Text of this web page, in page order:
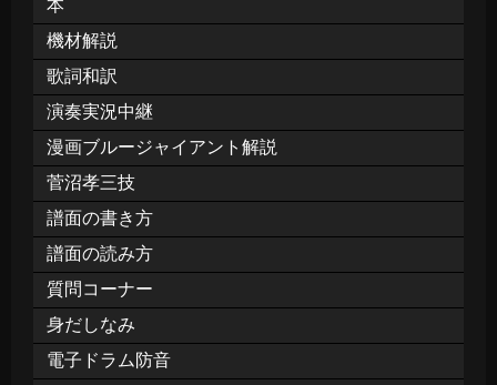
本
機材解説
歌詞和訳
演奏実況中継
漫画ブルージャイアント解説
菅沼孝三技
譜面の書き方
譜面の読み方
質問コーナー
身だしなみ
電子ドラム防音